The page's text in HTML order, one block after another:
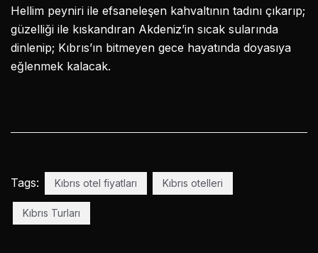
Hellim peyniri ile efsaneleşen kahvaltının tadını çıkarıp;
güzelliği ile kıskandıran Akdeniz’in sıcak sularında
dinlenip; Kıbrıs’ın bitmeyen gece hayatında doyasıya
eğlenmek kalacak.
Tags: Kıbrıs otel fiyatları Kıbrıs otelleri
Kıbrıs Turları